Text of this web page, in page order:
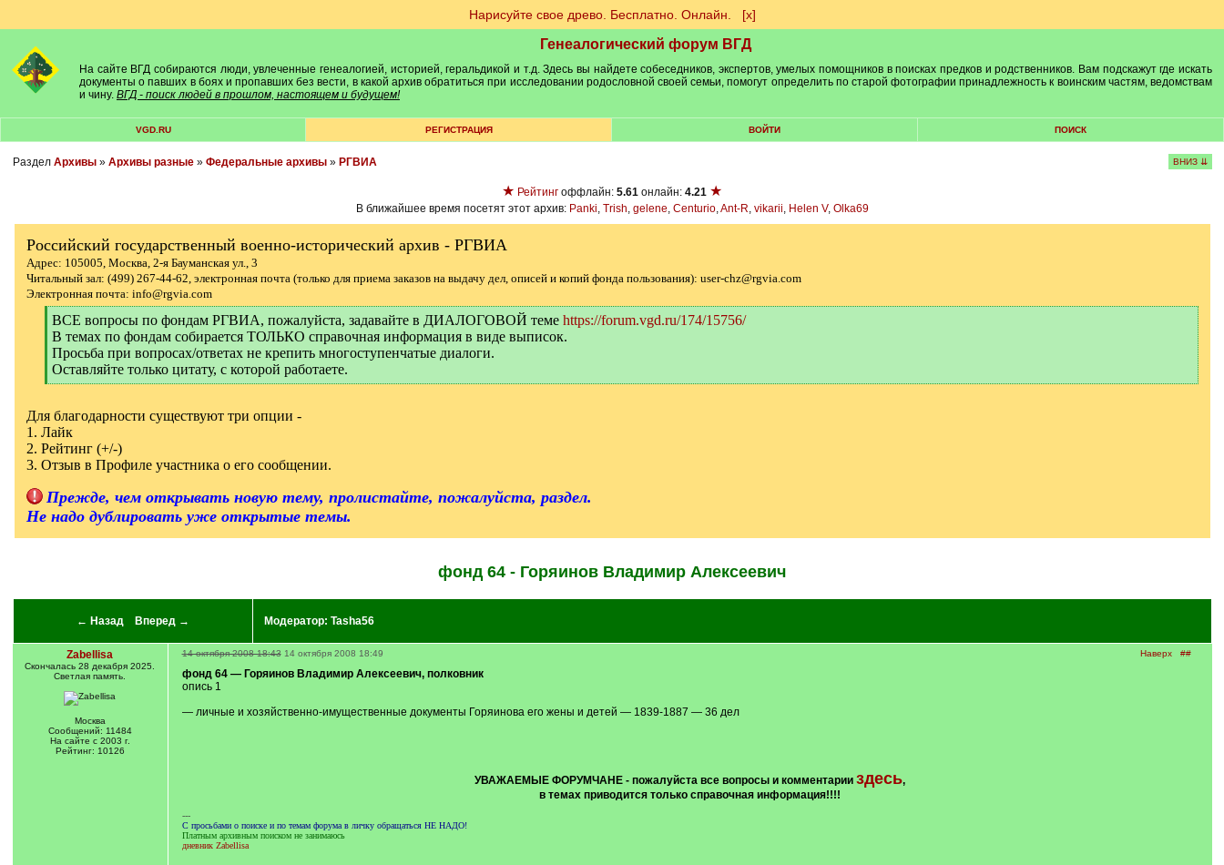
Нарисуйте свое древо. Бесплатно. Онлайн. [х]
Генеалогический форум ВГД
На сайте ВГД собираются люди, увлеченные генеалогией, историей, геральдикой и т.д. Здесь вы найдете собеседников, экспертов, умелых помощников в поисках предков и родственников. Вам подскажут где искать
документы о павших в боях и пропавших без вести, в какой архив обратиться при исследовании родословной своей семьи, помогут определить по старой фотографии принадлежность к воинским частям, ведомствам
и чину. ВГД - поиск людей в прошлом, настоящем и будущем!
VGD.RU РЕГИСТРАЦИЯ ВОЙТИ ПОИСК
Раздел Архивы» Архивы разные» Федеральные архивы» РГВИА ВНИЗ ⇊
★ Рейтинг оффлайн: 5.61 онлайн: 4.21 ★
В ближайшее время посетят этот архив: Panki, Trish, gelene, Centurio,Ant-R, vikarii, Helen V, Olka69
Российский государственный военно-исторический архив - РГВИА
Адрес: 105005, Москва, 2-я Бауманская ул., 3
Читальный зал: (499) 267-44-62, электронная почта (только для приема заказов на выдачу дел, описей и копий фонда пользования): user-chz@rgvia.com
Электронная почта: info@rgvia.com
[
q
ВСЕ вопросы по фондам РГВИА, пожалуйста, задавайте в ДИАЛОГОВОЙ теме https://forum.vgd.ru/174/15756/
В темах по фондам собирается ТОЛЬКО справочная информация в виде выписок.
Просьба при вопросах/ответах не крепить многоступенчатые диалоги.
Оставляйте только цитату, с которой работаете.
[
]
Для благодарности существуют три опции -
1. Лайк
2. Рейтинг (+/-)
3. Отзыв в Профиле участника о его сообщении.
Прежде, чем открывать новую тему, пролистайте, пожалуйста, раздел.
Не надо дублировать уже открытые темы.
фонд 64 - Горяинов Владимир Алексеевич
← Назад Вперед → Модератор: Tasha56
Zabellisa
Cкончалась 28 декабря 2025.
Светлая память.
Москва
Сообщений: 11484
На сайте с 2003 г.
Рейтинг: 10126
Наверх ##
14 октября 2008 18:43 14 октября 2008 18:49
фонд 64 — Горяинов Владимир Алексеевич, полковник
опись 1
— личные и хозяйственно-имущественные документы Горяинова его жены и детей — 1839-1887 — 36 дел
УВАЖАЕМЫЕ ФОРУМЧАНЕ - пожалуйста все вопросы и комментарии здесь,
в темах приводится только справочная информация!!!!
---
С просьбами о поиске и по темам форума в личку обращаться НЕ НАДО!
Платным архивным поиском не занимаюсь
дневник Zabellisa